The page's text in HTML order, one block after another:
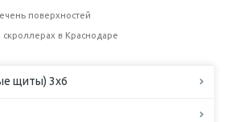
поверхностей
в Краснодаре
щиты) 3х6